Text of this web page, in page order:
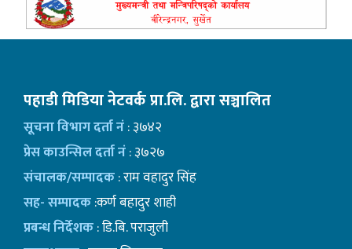
पहाडी मिडिया नेटवर्क प्रा.लि. द्वारा सञ्चालित
सूचना विभाग दर्ता नं: ३७४२
प्रेस काउन्सिल दर्ता नं: ३७२७
संचालक/सम्पादक: राम वहादुर सिंह
सह- सम्पादक:कर्ण बहादुर शाही
प्रबन्ध निर्देशक: डि.बि. पराजुली